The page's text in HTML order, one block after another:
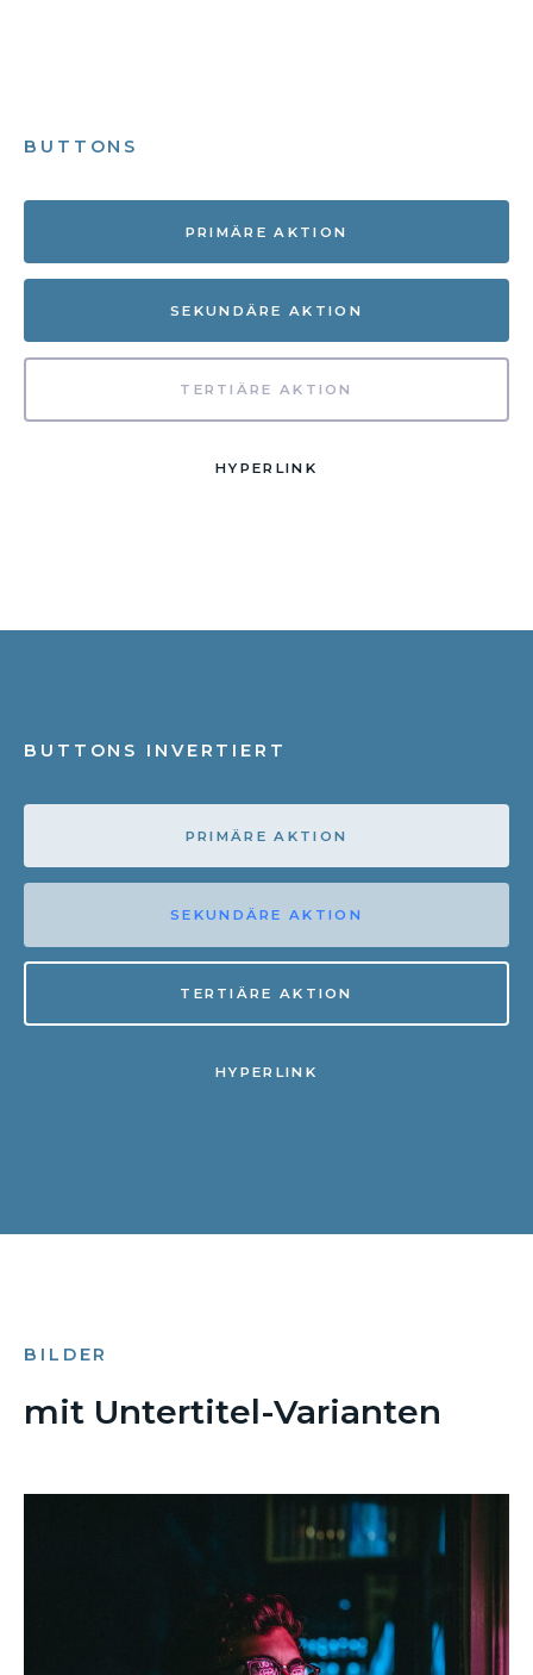
BUTTONS
PRIMÄRE AKTION
SEKUNDÄRE AKTION
TERTIÄRE AKTION
HYPERLINK
BUTTONS INVERTIERT
PRIMÄRE AKTION
SEKUNDÄRE AKTION
TERTIÄRE AKTION
HYPERLINK
BILDER
mit Untertitel-Varianten